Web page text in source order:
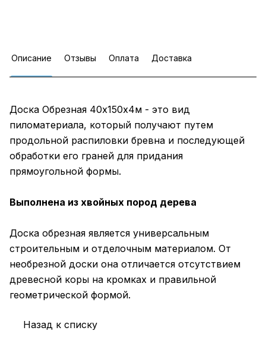
Описание Отзывы Оплата Доставка
Доска Обрезная 40х150х4м - это вид
пиломатериала, который получают путем
продольной распиловки бревна и последующей
обработки его граней для придания
прямоугольной формы.
Выполнена из хвойных пород дерева
Доска обрезная является универсальным
строительным и отделочным материалом. От
необрезной доски она отличается отсутствием
древесной коры на кромках и правильной
геометрической формой.
Назад к списку